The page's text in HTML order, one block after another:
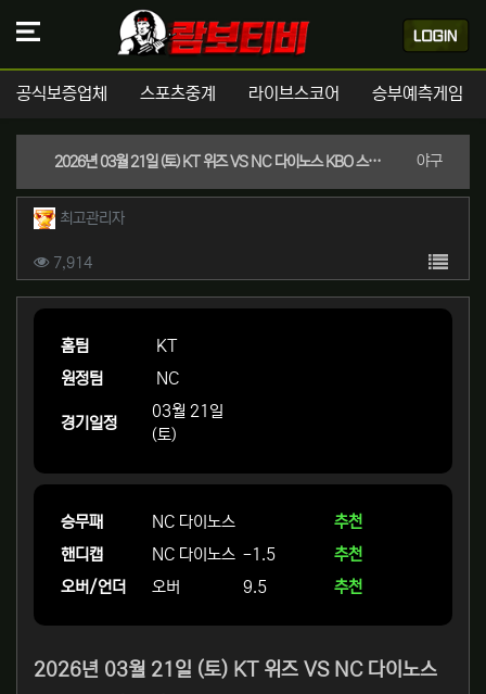
공식보증업체 스포츠중계 라이브스코어 승부예측게임
2026년 03월 21일 (토) KT 위즈 VS NC 다이노스 KBO 스포츠분석 야구분류
작성자 정보
최고관리자작성
컨텐츠 정보
7,914조회 목록
본문
홈팀
KT
원정팀
NC
경기일정
03월 21일
(토)
승무패 NC 다이노스
추천
핸디캡
NC 다이노스 -1.5
추천
오버/언더
오버 9.5 추천
2026년 03월 21일 (토) KT 위즈 VS NC 다이노스